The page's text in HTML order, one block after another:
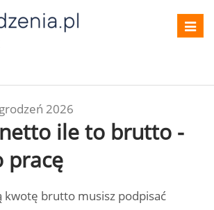
2026
netto ile to brutto -
pracę
kwotę brutto musisz podpisać